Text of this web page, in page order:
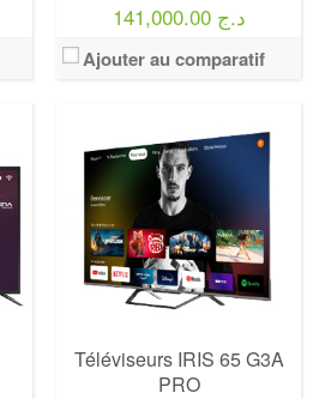
141,000.00 د.ج
Ajouter au comparatif
Téléviseurs IRIS 65 G3A
PRO
Marque:LG
75000
Définition:
UHD TV
View Details →